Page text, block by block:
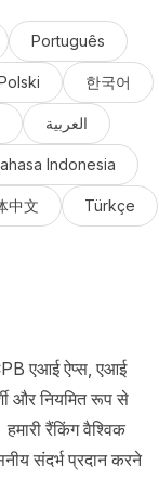
Português
한국어
العربية
Indonesia
中文 Türkçe
एआई ऐप्स, एआई
और नियमित रूप से
रैंकिंग वैश्विक
संदर्भ प्रदान करने